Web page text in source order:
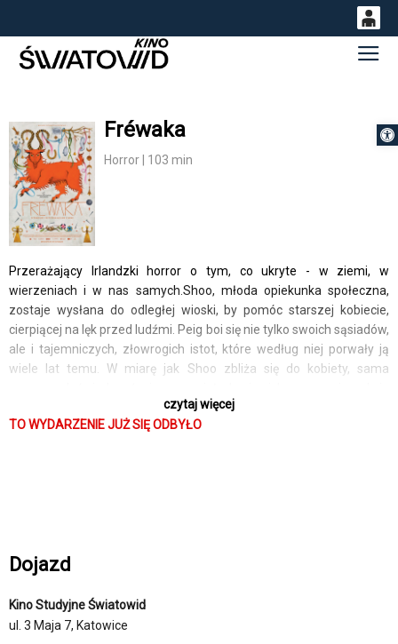
14 53
Fréwaka
Horror | 103 min
Przerażający Irlandzki horror o tym, co ukryte - w ziemi, w
wierzeniach i w nas samych.Shoo, młoda opiekunka społeczna,
zostaje wysłana do odległej wioski, by pomóc starszej kobiecie,
cierpiącej na lęk przed ludźmi. Peig boi się nie tylko swoich sąsiadów,
ale i tajemniczych, złowrogich istot, które według niej porwały ją
wiele lat temu. W miarę jak Shoo zbliża się do kobiety, sama
do konfrontacji z własnymi lękami i mrocznymi koszmarami z
przeszłości.
czytaj więcej
TO WYDARZENIE JUŻ SIĘ ODBYŁO
Dojazd
Kino Studyjne Światowid
ul. 3 Maja 7, Katowice